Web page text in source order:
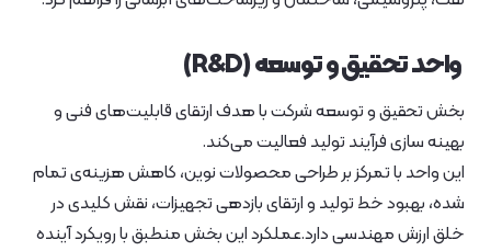
واحد تحقیق و توسعه (R&D)
بخش تحقیق و توسعه شرکت با هدف ارتقای قابلیت‌های فنی و
بهینه‌ سازی فرآیند تولید فعالیت می‌کند.
این واحد با تمرکز بر طراحی محصولات نوین، کاهش هزینه‌ی تمام‌
شده، بهبود خط تولید و ارتقای بازدهی تجهیزات، نقش کلیدی در
خلق ارزش مهندسی دارد.عملکرد این بخش منطبق با رویکرد آینده‌